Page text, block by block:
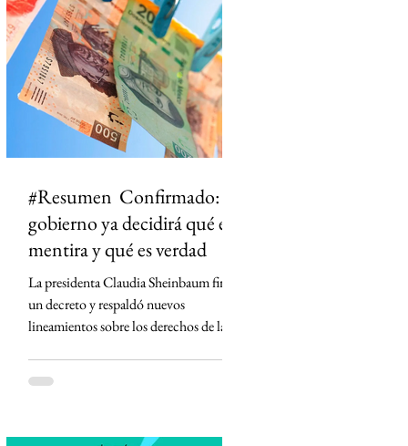
llave distinta y, con cada página, la
ciudad dejó de ser un punto en el mapa
para convertirse en un territorio de
historias. El primero en t
#Resumen Confirmado: el
gobierno ya decidirá qué es
mentira y qué es verdad
La presidenta Claudia Sheinbaum firmó
un decreto y respaldó nuevos
lineamientos sobre los derechos de las
códigos de ética, defensores de las
diferenciar información de opinión. La